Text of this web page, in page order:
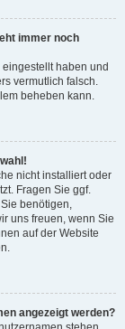
immer noch
haben und
vermutlich falsch.
beheben kann.
nicht installiert oder
Fragen Sie ggf.
benötigen,
uns freuen, wenn Sie
auf der Website
angezeigt werden?